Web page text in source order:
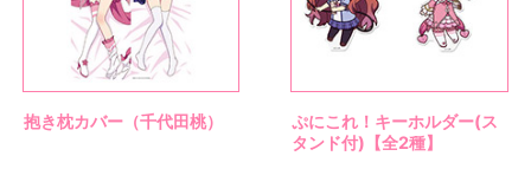
抱き枕カバー（千代田桃）
ぷにこれ！キーホルダー(ス
タンド付)【全2種】